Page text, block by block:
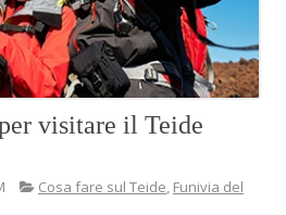
visitare il Teide
Cosa fare sul Teide, Funivia del